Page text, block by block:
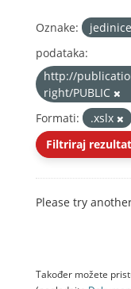
Oznake:
podataka:
http://
right/PUBLIC
Formati:
.xslx
Filtriraj
Please try
Također možete